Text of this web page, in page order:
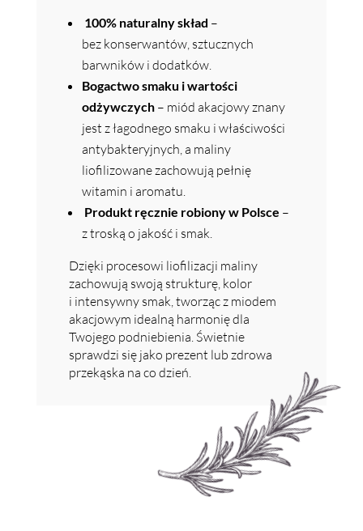
100% naturalny skład –
bez konserwantów, sztucznych
barwników i dodatków.
Bogactwo smaku i wartości
odżywczych– miód akacjowy znany
jest z łagodnego smaku i właściwości
antybakteryjnych, a maliny
liofilizowane zachowują pełnię
witamin i aromatu.
Produkt ręcznie robiony w Polsce –
z troską o jakość i smak.
Dzięki procesowi liofilizacji maliny
zachowują swoją strukturę, kolor
i intensywny smak, tworząc z miodem
akacjowym idealną harmonię dla
Twojego podniebienia. Świetnie
sprawdzi się jako prezent lub zdrowa
przekąska na co dzień.